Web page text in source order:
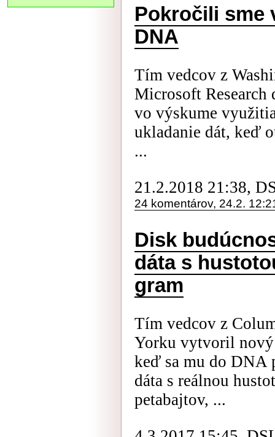
Pokročili sme
DNA
Tím vedcov z
Microsoft Research
vo výskume
ukladanie dát, keď
...
21.2.2018 21:38,
24 komentárov, 24.2.
Disk
dáta s
gram
Tím vedcov z
Yorku vytvoril nový
keď sa mu do
dáta s reálnou
petabajtov, ...